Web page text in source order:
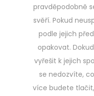
pravděpodobně
svěří. Pokud
podle jejich
opakovat.
vyřešit k jejich
se nedozvíte,
více budete